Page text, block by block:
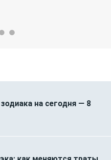
на сегодня — 8